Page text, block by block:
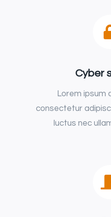
Cyber
Lorem ipsum
consectetur
luctus nec